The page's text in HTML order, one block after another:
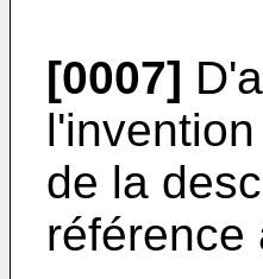
[0007]
de la
référence